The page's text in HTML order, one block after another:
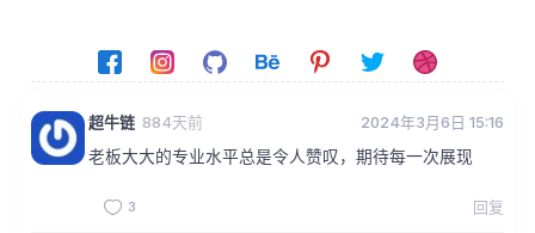
超牛链 884天前 2024年3月6日 15:16
老板大大的专业水平总是令人赞叹，期待每一次展现
3 回复